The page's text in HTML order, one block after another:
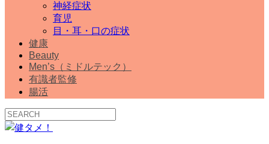
神経症状
育児
目・耳・口の症状
健康
Beauty
Men’s（ミドルテック）
有識者監修
腸活